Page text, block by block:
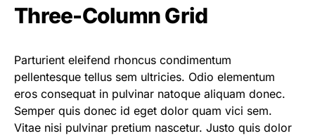
Three-Column Grid
Parturient eleifend rhoncus condimentum
pellentesque tellus sem ultricies. Odio elementum
eros consequat in pulvinar natoque aliquam donec.
Semper quis donec id eget dolor quam vici sem.
Vitae nisi pulvinar pretium nascetur. Justo quis dolor